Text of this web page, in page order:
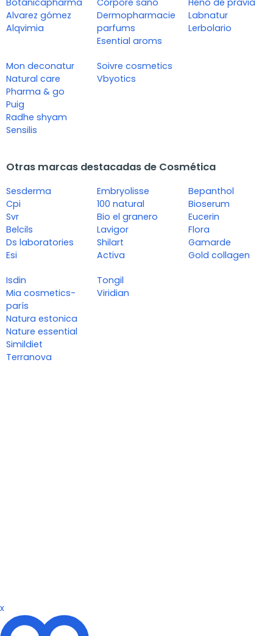
Botánicapharma
Alvarez gómez
Alqvimia
Corpore sano
Dermopharmacie
parfums
Esential aroms
Heno de pravia
Labnatur
Lerbolario
Mon deconatur
Natural care
Pharma & go
Puig
Radhe shyam
Sensilis
Soivre cosmetics
Vbyotics
Otras marcas destacadas de Cosmética
Sesderma
Cpi
Svr
Belcils
Ds laboratories
Esi
Embryolisse
100 natural
Bio el granero
Lavigor
Shilart
Activa
Bepanthol
Bioserum
Eucerin
Flora
Gamarde
Gold collagen
Isdin
Mia cosmetics-
parís
Natura estonica
Nature essential
Simildiet
Terranova
Tongil
Viridian
x